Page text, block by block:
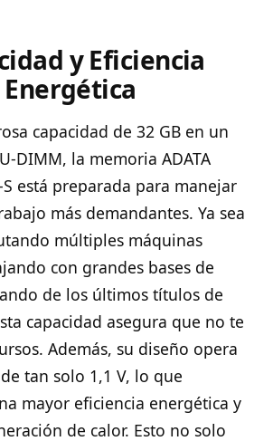
y Eficiencia
Energética
capacidad de 32 GB en un
DIMM, la memoria ADATA
S está preparada para manejar
más demandantes. Ya sea
múltiples máquinas
con grandes bases de
de los últimos títulos de
capacidad asegura que no te
Además, su diseño opera
tan solo 1,1 V, lo que
mayor eficiencia energética y
de calor. Esto no solo